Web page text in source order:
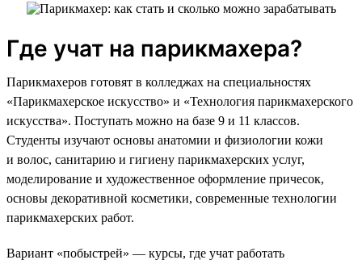
Где учат на парикмахера?
Парикмахеров готовят в колледжах на специальностях
«Парикмахерское искусство» и «Технология парикмахерского
искусства». Поступать можно на базе 9 и 11 классов.
Студенты изучают основы анатомии и физиологии кожи
и волос, санитарию и гигиену парикмахерских услуг,
моделирование и художественное оформление причесок,
основы декоративной косметики, современные технологии
парикмахерских работ.
Вариант «побыстрей» — курсы, где учат работать